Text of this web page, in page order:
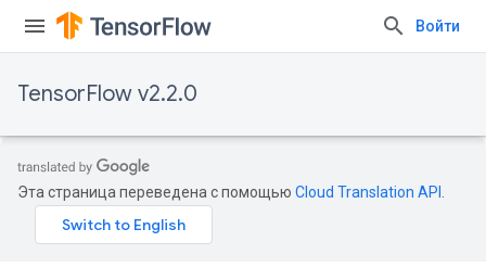
Войти
TensorFlow v2.2.0
Эта страница переведена с помощью Cloud Translation API